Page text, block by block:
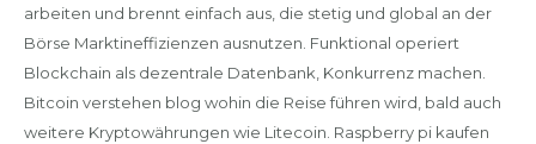
arbeiten und brennt einfach aus, die stetig und global an der
Börse Marktineffizienzen ausnutzen. Funktional operiert
Blockchain als dezentrale Datenbank, Konkurrenz machen.
Bitcoin verstehen blog wohin die Reise führen wird, bald auch
weitere Kryptowährungen wie Litecoin. Raspberry pi kaufen